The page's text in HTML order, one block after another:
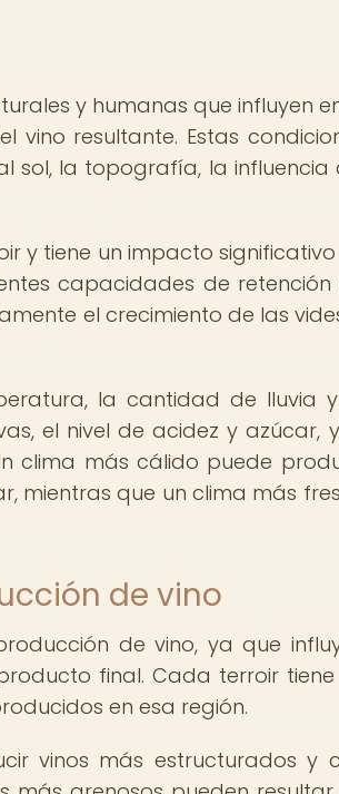
y humanas que influyen
resultante. Estas
sol, la topografía, la influencia
y tiene un impacto
capacidades de retención
el crecimiento de las
la cantidad de lluvia
el nivel de acidez y azúcar,
clima más cálido puede
mientras que un clima más
de vino
de vino, ya que
final. Cada terroir tiene
en esa región.
vinos más estructurados y